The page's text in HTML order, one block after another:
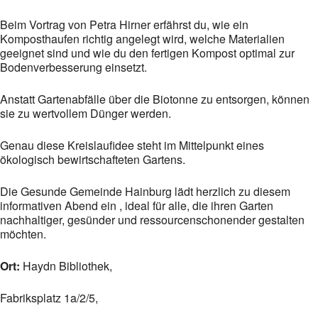
Beim Vortrag von Petra Hirner erfährst du, wie ein
Komposthaufen richtig angelegt wird, welche Materialien
geeignet sind und wie du den fertigen Kompost optimal zur
Bodenverbesserung einsetzt.
Anstatt Gartenabfälle über die Biotonne zu entsorgen, können
sie zu wertvollem Dünger werden.
Genau diese Kreislaufidee steht im Mittelpunkt eines
ökologisch bewirtschafteten Gartens.
Die Gesunde Gemeinde Hainburg lädt herzlich zu diesem
informativen Abend ein , ideal für alle, die ihren Garten
nachhaltiger, gesünder und ressourcenschonender gestalten
möchten.
Ort: Haydn Bibliothek,
Fabriksplatz 1a/2/5,